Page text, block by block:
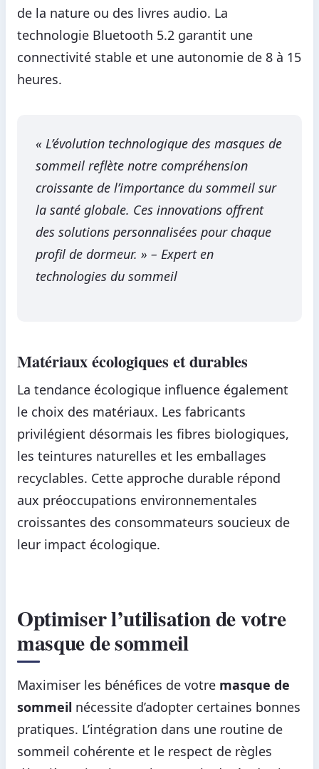
de la nature ou des livres audio. La
technologie Bluetooth 5.2 garantit une
connectivité stable et une autonomie de 8 à 15
heures.
« L’évolution technologique des masques de
sommeil reflète notre compréhension
croissante de l’importance du sommeil sur
la santé globale. Ces innovations offrent
des solutions personnalisées pour chaque
profil de dormeur. » – Expert en
technologies du sommeil
Matériaux écologiques et durables
La tendance écologique influence également
le choix des matériaux. Les fabricants
privilégient désormais les fibres biologiques,
les teintures naturelles et les emballages
recyclables. Cette approche durable répond
aux préoccupations environnementales
croissantes des consommateurs soucieux de
leur impact écologique.
Optimiser l’utilisation de votre
masque de sommeil
Maximiser les bénéfices de votre masque de
sommeil nécessite d’adopter certaines bonnes
pratiques. L’intégration dans une routine de
sommeil cohérente et le respect de règles